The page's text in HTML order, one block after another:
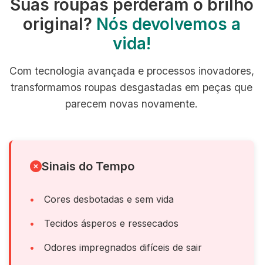
Suas roupas perderam o brilho
original? Nós devolvemos a
vida!
Com tecnologia avançada e processos inovadores,
transformamos roupas desgastadas em peças que
parecem novas novamente.
Sinais do Tempo
Cores desbotadas e sem vida
Tecidos ásperos e ressecados
Odores impregnados difíceis de sair